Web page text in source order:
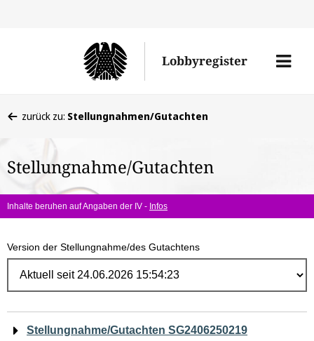
Lobbyregister
Menü
befinden
hier:
zurück zu: Stellungnahmen/Gutachten
Stellungnahme/Gutachten
Inhalte beruhen auf Angaben der IV - Infos
Version der Stellungnahme/des Gutachtens
Navigation
Stellungnahme/Gutachten SG2406250219